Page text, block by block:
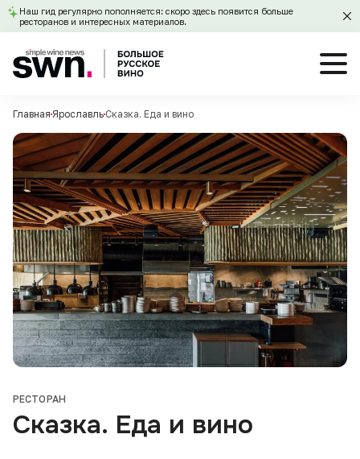
Наш гид регулярно пополняется: скоро здесь появится больше
ресторанов и интересных материалов.
Главная Ярославль Сказка. Еда и вино
РЕСТОРАН
Сказка. Еда и вино